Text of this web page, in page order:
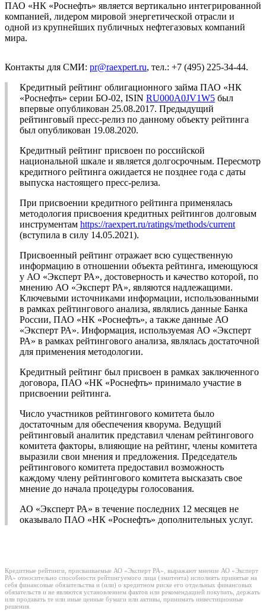
ПАО «НК «Роснефть» является вертикально интегрированной
компанией, лидером мировой энергетической отрасли и
одной из крупнейших публичных нефтегазовых компаний
мира.
Контакты для СМИ: pr@raexpert.ru, тел.: +7 (495) 225-34-44.
Кредитный рейтинг облигационного займа ПАО «НК
«Роснефть» серии БО-02, ISIN RU000A0JV1W5 был
впервые опубликован 25.08.2017. Предыдущий
рейтинговый пресс-релиз по данному объекту рейтинга
был опубликован 19.08.2020.
Кредитный рейтинг присвоен по российской
национальной шкале и является долгосрочным. Пересмотр
кредитного рейтинга ожидается не позднее года с даты
выпуска настоящего пресс-релиза.
При присвоении кредитного рейтинга применялась
методология присвоения кредитных рейтингов долговым
инструментам https://raexpert.ru/ratings/methods/current
(вступила в силу 14.05.2021).
Присвоенный рейтинг отражает всю существенную
информацию в отношении объекта рейтинга, имеющуюся
у АО «Эксперт РА», достоверность и качество которой, по
мнению АО «Эксперт РА», являются надлежащими.
Ключевыми источниками информации, использованными
в рамках рейтингового анализа, являлись данные Банка
России, ПАО «НК «Роснефть», а также данные АО
«Эксперт РА». Информация, используемая АО «Эксперт
РА» в рамках рейтингового анализа, являлась достаточной
для применения методологии.
Кредитный рейтинг был присвоен в рамках заключенного
договора, ПАО «НК «Роснефть» принимало участие в
присвоении рейтинга.
Число участников рейтингового комитета было
достаточным для обеспечения кворума. Ведущий
рейтинговый аналитик представил членам рейтингового
комитета факторы, влияющие на рейтинг, члены комитета
выразили свои мнения и предложения. Председатель
рейтингового комитета предоставил возможность
каждому члену рейтингового комитета высказать свое
мнение до начала процедуры голосования.
АО «Эксперт РА» в течение последних 12 месяцев не
оказывало ПАО «НК «Роснефть» дополнительных услуг.
Кредитные рейтинги, присваиваемые АО «Эксперт РА», выражают мнение АО «Эксперт
РА» относительно способности рейтингуемого лица (эмитента) исполнять принятые на
себя финансовые обязательства и (или) о кредитном риске его отдельных финансовых
обязательств и не являются установлением фактов или рекомендацией покупать, держать
или продавать те или иные ценные бумаги или активы, принимать инвестиционные
решения.